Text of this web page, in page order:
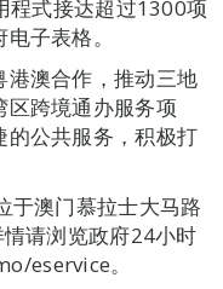
程式接达超过1300项
子表格。
澳合作，推动三地
跨境通办服务项
的公共服务，积极打
于澳门慕拉士大马路
请浏览政府24小时
eservice。